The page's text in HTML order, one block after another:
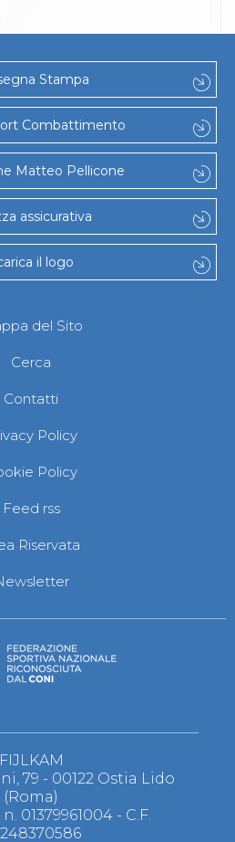
Stampa
Combattimento
Matteo Pellicone
assicurativa
il logo
del Sito
Cerca
Contatti
Policy
Policy
Feed rss
Riservata
FIJLKAM
79 - 00122 Ostia Lido
(Roma)
01379961004 - C.F.